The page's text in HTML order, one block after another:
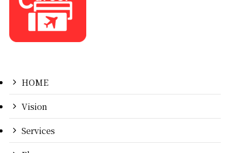
HOME
Vision
Services